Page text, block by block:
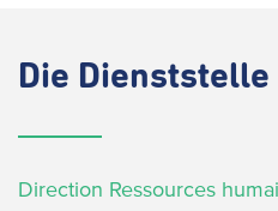
Die
Direction Ressources